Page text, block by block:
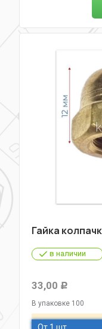
Гайка
в наличии
33,00 Р
В упаковке 100
От 1 шт